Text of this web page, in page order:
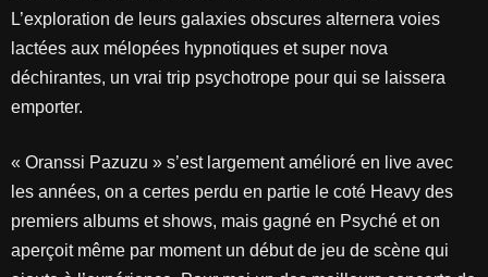
L’exploration de leurs galaxies obscures alternera voies
lactées aux mélopées hypnotiques et super nova
déchirantes, un vrai trip psychotrope pour qui se laissera
emporter.
« Oranssi Pazuzu » s’est largement amélioré en live avec
les années, on a certes perdu en partie le coté Heavy des
premiers albums et shows, mais gagné en Psyché et on
aperçoit même par moment un début de jeu de scène qui